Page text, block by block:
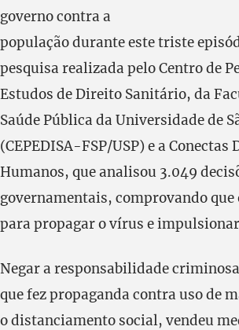
governo contra a
população durante este triste
pesquisa realizada pelo Centro de
Estudos de Direito Sanitário, da
Saúde Pública da Universidade de
(CEPEDISA-FSP/USP) e a Conectas
Humanos, que analisou 3.049
governamentais, comprovando que
para propagar o vírus e
Negar a responsabilidade
que fez propaganda contra uso de
o distanciamento social, vendeu